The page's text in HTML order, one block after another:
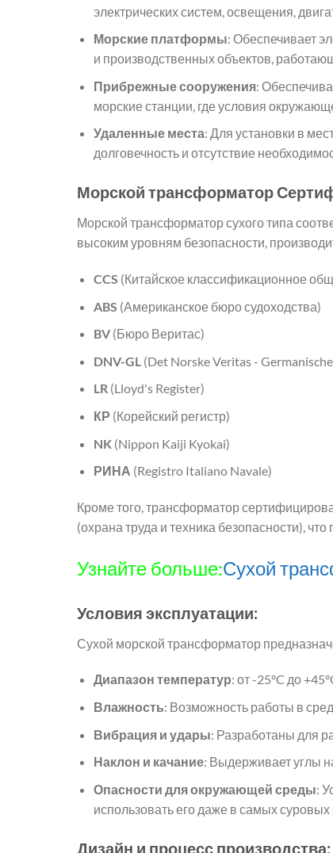
электрических систем, освещения,
Морские платформы: Обеспечивает
и производственных объектов,
Прибрежные сооружения:
морские станции, где условия
Удаленные места: Для установки в
долговечность и отсутствие
Морской трансформатор
Морской трансформатор сухого типа
высоким уровням безопасности,
CCS (Китайское классификационное
ABS (Американское бюро судоходства)
BV(Бюро Веритас)
DNV-GL(Det Norske Veritas -
LR(Lloyd's Register)
КР (Корейский регистр)
NK(Nippon Kaiji Kyokai)
РИНА (Registro Italiano Navale)
Кроме того, трансформатор
(охрана труда и техника безопасности),
Узнайте больше:Сухой
Условия эксплуатации:
Сухой морской трансформатор
Диапазон температур: от -25°C до
Влажность: Возможность работы в
Вибрация и удары: Разработаны для
Наклон и качание: Выдерживает углы
Опасности для окружающей среды:
использовать его даже в самых суровых
Дизайн и процесс производства: